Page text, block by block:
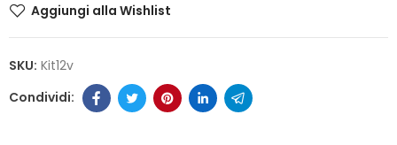
Aggiungi alla Wishlist
SKU: Kit12v